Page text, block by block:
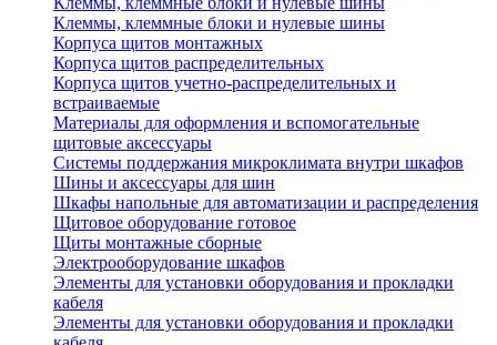
Клеммы, клеммные блоки и нулевые шины
Корпуса щитов монтажных
Корпуса щитов распределительных
Корпуса щитов учетно-распределительных и
встраиваемые
Материалы для оформления и вспомогательные
щитовые аксессуары
Системы поддержания микроклимата внутри шкафов
Шины и аксессуары для шин
Шкафы напольные для автоматизации и распределения
Щитовое оборудование готовое
Щиты монтажные сборные
Электрооборудование шкафов
Элементы для установки оборудования и прокладки
кабеля
Элементы для установки оборудования и прокладки